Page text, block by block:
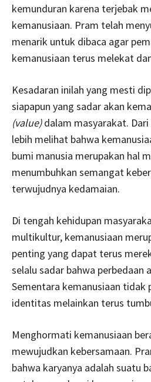
kemunduran karena terjebak
kemanusiaan. Pram telah
menarik untuk dibaca agar
kemanusiaan terus melekat
Kesadaran inilah yang mesti
siapapun yang sadar akan
(value)dalam masyarakat.
lebih melihat bahwa
bumi manusia merupakan hal
menumbuhkan semangat
terwujudnya kedamaian.
Di tengah kehidupan
multikultur, kemanusiaan
penting yang dapat terus
selalu sadar bahwa perbedaan
Sementara kemanusiaan tidak
identitas melainkan terus
Menghormati kemanusiaan
mewujudkan kebersamaan.
bahwa karyanya adalah suatu